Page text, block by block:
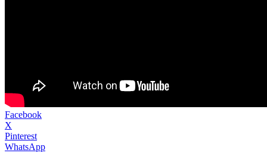
Facebook
X
Pinterest
WhatsApp